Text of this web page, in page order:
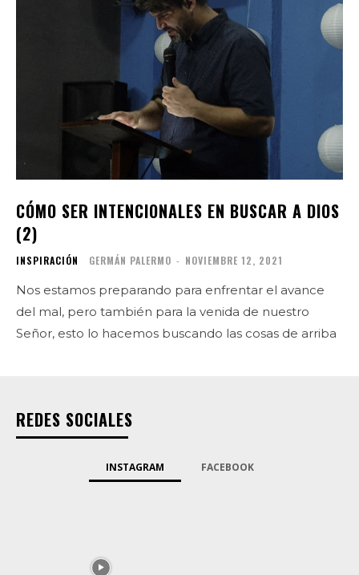
CÓMO SER INTENCIONALES EN BUSCAR A DIOS
(2)
INSPIRACIÓN GERMÁN PALERMO - NOVIEMBRE 12, 2021
Nos estamos preparando para enfrentar el avance
del mal, pero también para la venida de nuestro
Señor, esto lo hacemos buscando las cosas de arriba
REDES SOCIALES
INSTAGRAM FACEBOOK